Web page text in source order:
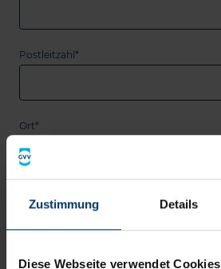
Zustimmung Details
Diese Webseite verwendet Cookies
Postleitzahl*
Ort*
Versicherungsscheinnummer*